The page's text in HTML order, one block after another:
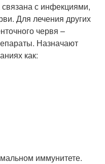
с инфекциями,
Для лечения других
червя –
Назначают
как:
иммунитете.